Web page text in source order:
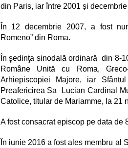
din Paris, iar între 2001 și
În 12 decembrie 2007, a fost
Romeno” din Roma.
În şedinţa sinodală ordinară din 8-
Române Unită cu Roma,
Arhiepiscopiei Majore, iar
Preafericirea Sa Lucian Cardinal
Catolice, titular de Mariamme, la 21
A fost consacrat episcop pe data de
În iunie 2016 a fost ales membru al